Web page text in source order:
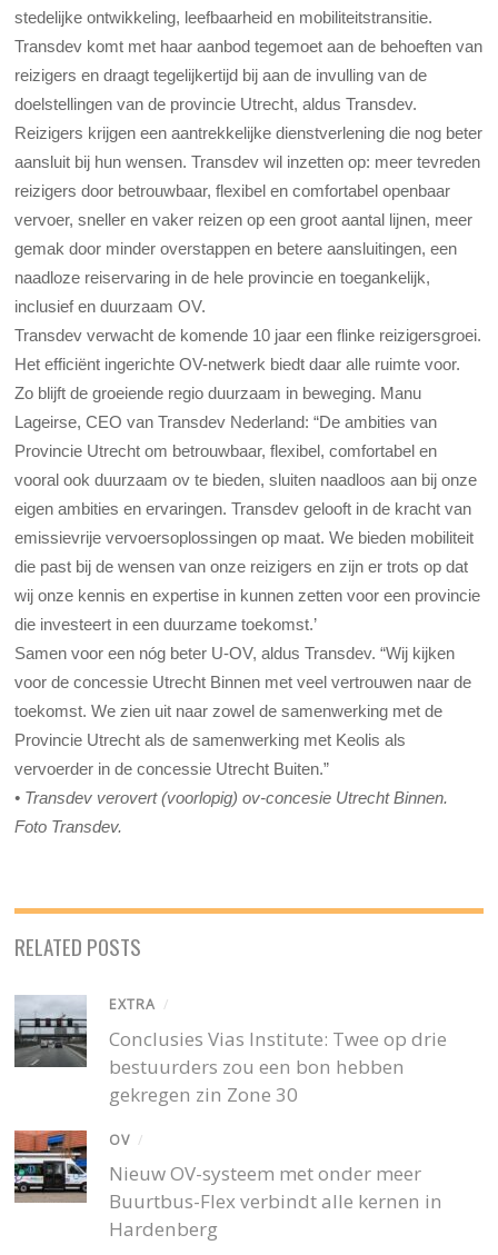
stedelijke ontwikkeling, leefbaarheid en mobiliteitstransitie.
Transdev komt met haar aanbod tegemoet aan de behoeften van
reizigers en draagt tegelijkertijd bij aan de invulling van de
doelstellingen van de provincie Utrecht, aldus Transdev.
Reizigers krijgen een aantrekkelijke dienstverlening die nog beter
aansluit bij hun wensen. Transdev wil inzetten op: meer tevreden
reizigers door betrouwbaar, flexibel en comfortabel openbaar
vervoer, sneller en vaker reizen op een groot aantal lijnen, meer
gemak door minder overstappen en betere aansluitingen, een
naadloze reiservaring in de hele provincie en toegankelijk,
inclusief en duurzaam OV.
Transdev verwacht de komende 10 jaar een flinke reizigersgroei.
Het efficiënt ingerichte OV-netwerk biedt daar alle ruimte voor.
Zo blijft de groeiende regio duurzaam in beweging. Manu
Lageirse, CEO van Transdev Nederland: “De ambities van
Provincie Utrecht om betrouwbaar, flexibel, comfortabel en
vooral ook duurzaam ov te bieden, sluiten naadloos aan bij onze
eigen ambities en ervaringen. Transdev gelooft in de kracht van
emissievrije vervoersoplossingen op maat. We bieden mobiliteit
die past bij de wensen van onze reizigers en zijn er trots op dat
wij onze kennis en expertise in kunnen zetten voor een provincie
die investeert in een duurzame toekomst.’
Samen voor een nóg beter U-OV, aldus Transdev. “Wij kijken
voor de concessie Utrecht Binnen met veel vertrouwen naar de
toekomst. We zien uit naar zowel de samenwerking met de
Provincie Utrecht als de samenwerking met Keolis als
vervoerder in de concessie Utrecht Buiten.”
• Transdev verovert (voorlopig) ov-concesie Utrecht Binnen.
Foto Transdev.
RELATED POSTS
EXTRA /
Conclusies Vias Institute: Twee op drie
bestuurders zou een bon hebben
gekregen zin Zone 30
OV /
Nieuw OV-systeem met onder meer
Buurtbus-Flex verbindt alle kernen in
Hardenberg